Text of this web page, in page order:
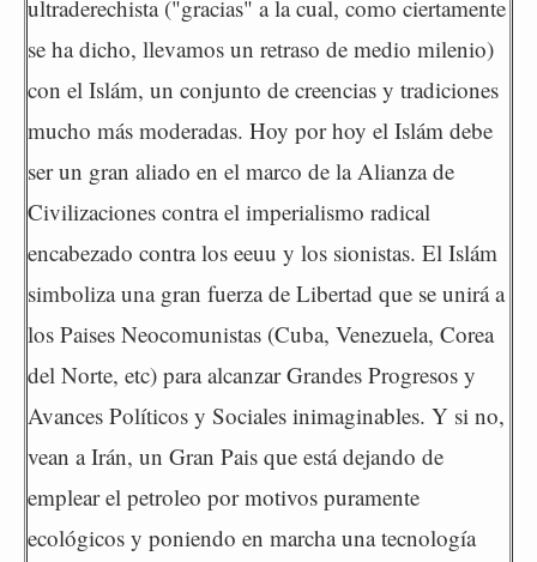
ultraderechista ("gracias" a la cual, como ciertamente
se ha dicho, llevamos un retraso de medio milenio)
con el Islám, un conjunto de creencias y tradiciones
mucho más moderadas. Hoy por hoy el Islám debe
ser un gran aliado en el marco de la Alianza de
Civilizaciones contra el imperialismo radical
encabezado contra los eeuu y los sionistas. El Islám
simboliza una gran fuerza de Libertad que se unirá a
los Paises Neocomunistas (Cuba, Venezuela, Corea
del Norte, etc) para alcanzar Grandes Progresos y
Avances Políticos y Sociales inimaginables. Y si no,
vean a Irán, un Gran Pais que está dejando de
emplear el petroleo por motivos puramente
ecológicos y poniendo en marcha una tecnología